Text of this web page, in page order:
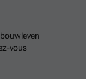
vous